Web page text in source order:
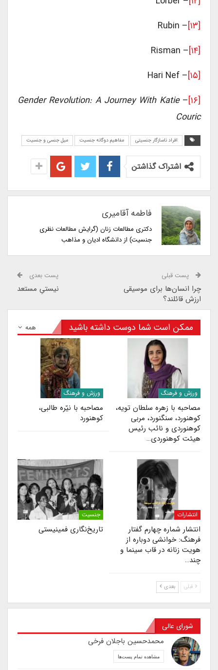
– Rubin
– Risman
– Hari Nef
–
Gender Revolution: A Journey With Katie
Couric
افراد ناسازگار جنسیتی مفاهیم دوگانه جنسیت میل جنسی و جنسیت
اشتراک گذاشتن
فاطمه آقامیری
دکتری مطالعات زنان (گرایش مطالعات نظری
جنسیت) از دانشگاه ادیان و مذاهب
پست قبلی
چرا انسان‌ها برای موسیقی
ارزش قائلند؟
پست بعدی
نیستیِ مستعد
همه ممکن است شما دوست داشته باشید
ورزش و فرهنگ
مصاحبه با زهره سلطان‌ تویه،
کوهنورد، سنگنورد، مربی
کوهنوردی و نائب رئیس
هیئت کوهنوردی…
ورزش و فرهنگ
مصاحبه با نیّره طالبی،
کوهنورد
انتشارات
انتشار شماره چهارم گفتار
فرهنگ: خوانشی دوباره از
هویت زنانه در قاب سینما و
چند…
جنسیت
تاریخ‌نگاری فمینیستی
قبلی بعدی
شورای عالی
محمدحسین باجلان فرخی
مشاهده تمام پست‌ها